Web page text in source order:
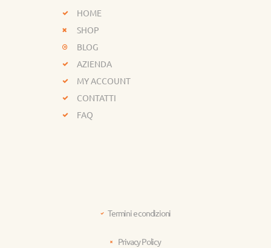
HOME
SHOP
BLOG
AZIENDA
MY ACCOUNT
CONTATTI
FAQ
Termini e condizioni
Privacy Policy